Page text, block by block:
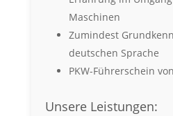
Maschinen
Zumindest
deutschen Sprache
PKW-Führerschein
Unsere Leistungen: